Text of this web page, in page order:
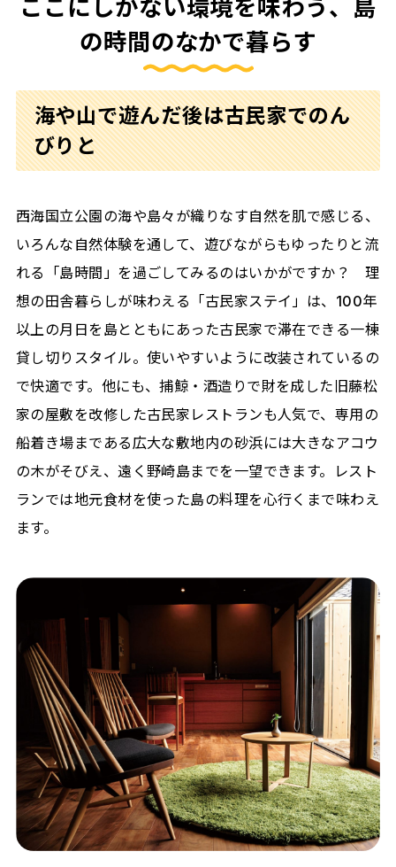
ここにしかない環境を味わう、島
の時間のなかで暮らす
海や山で遊んだ後は古民家でのん
びりと
西海国立公園の海や島々が織りなす自然を肌で感じる、
いろんな自然体験を通して、遊びながらもゆったりと流
れる「島時間」を過ごしてみるのはいかがですか？ 理
想の田舎暮らしが味わえる「古民家ステイ」は、100年
以上の月日を島とともにあった古民家で滞在できる一棟
貸し切りスタイル。使いやすいように改装されているの
で快適です。他にも、捕鯨・酒造りで財を成した旧藤松
家の屋敷を改修した古民家レストランも人気で、専用の
船着き場まである広大な敷地内の砂浜には大きなアコウ
の木がそびえ、遠く野崎島までを一望できます。レスト
ランでは地元食材を使った島の料理を心行くまで味わえ
ます。